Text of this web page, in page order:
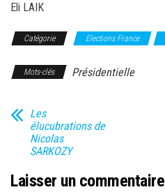
Eli LAIK
Catégorie Elections France
Mots-clés Présidentielle
Les
élucubrations de
Nicolas
SARKOZY
Laisser un commentaire